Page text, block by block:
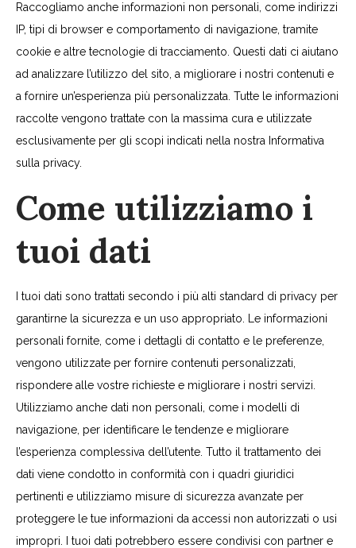
Raccogliamo anche informazioni non personali, come indirizzi
IP, tipi di browser e comportamento di navigazione, tramite
cookie e altre tecnologie di tracciamento. Questi dati ci aiutano
ad analizzare l’utilizzo del sito, a migliorare i nostri contenuti e
a fornire un’esperienza più personalizzata. Tutte le informazioni
raccolte vengono trattate con la massima cura e utilizzate
esclusivamente per gli scopi indicati nella nostra Informativa
sulla privacy.
Come utilizziamo i
tuoi dati
I tuoi dati sono trattati secondo i più alti standard di privacy per
garantirne la sicurezza e un uso appropriato. Le informazioni
personali fornite, come i dettagli di contatto e le preferenze,
vengono utilizzate per fornire contenuti personalizzati,
rispondere alle vostre richieste e migliorare i nostri servizi.
Utilizziamo anche dati non personali, come i modelli di
navigazione, per identificare le tendenze e migliorare
l’esperienza complessiva dell’utente. Tutto il trattamento dei
dati viene condotto in conformità con i quadri giuridici
pertinenti e utilizziamo misure di sicurezza avanzate per
proteggere le tue informazioni da accessi non autorizzati o usi
impropri. I tuoi dati potrebbero essere condivisi con partner e